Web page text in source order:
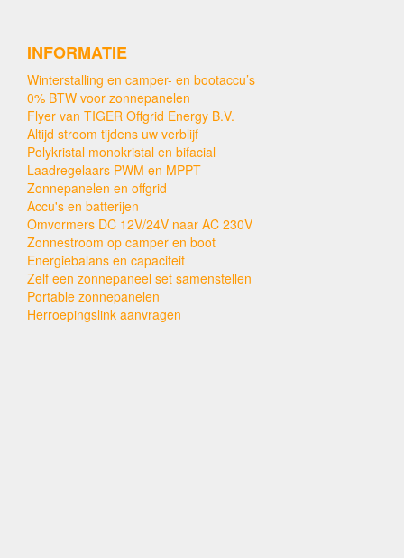
INFORMATIE
Winterstalling en camper- en bootaccu’s
0% BTW voor zonnepanelen
Flyer van TIGER Offgrid Energy B.V.
Altijd stroom tijdens uw verblijf
Polykristal monokristal en bifacial
Laadregelaars PWM en MPPT
Zonnepanelen en offgrid
Accu's en batterijen
Omvormers DC 12V/24V naar AC 230V
Zonnestroom op camper en boot
Energiebalans en capaciteit
Zelf een zonnepaneel set samenstellen
Portable zonnepanelen
Herroepingslink aanvragen